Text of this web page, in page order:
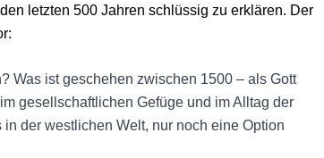
letzten 500 Jahren schlüssig zu erklären. Der
Was ist geschehen zwischen 1500 – als Gott
gesellschaftlichen Gefüge und im Alltag der
der westlichen Welt, nur noch eine Option